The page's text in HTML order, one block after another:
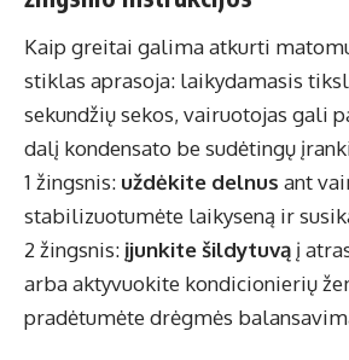
Kaip greitai galima atkurti
stiklas aprasoja: laikydamasis
sekundžių sekos, vairuotojas gali
dalį kondensato be sudėtingų
1 žingsnis: uždėkite delnus ant
stabilizuotumėte laikyseną ir
2 žingsnis: įjunkite šildytuvą į
arba aktyvuokite kondicionierių
pradėtumėte drėgmės